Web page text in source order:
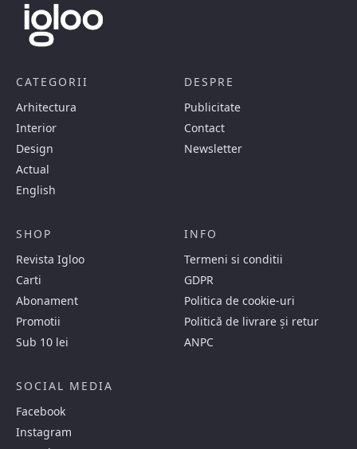
CATEGORII
Arhitectura
Interior
Design
Actual
English
DESPRE
Publicitate
Contact
Newsletter
SHOP
Revista Igloo
Carti
Abonament
Promotii
Sub 10 lei
INFO
Termeni si conditii
GDPR
Politica de cookie-uri
Politică de livrare și retur
ANPC
SOCIAL MEDIA
Facebook
Instagram